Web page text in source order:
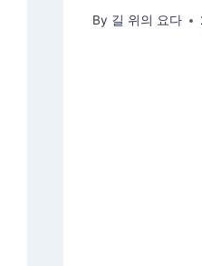
By 길 위의 요다